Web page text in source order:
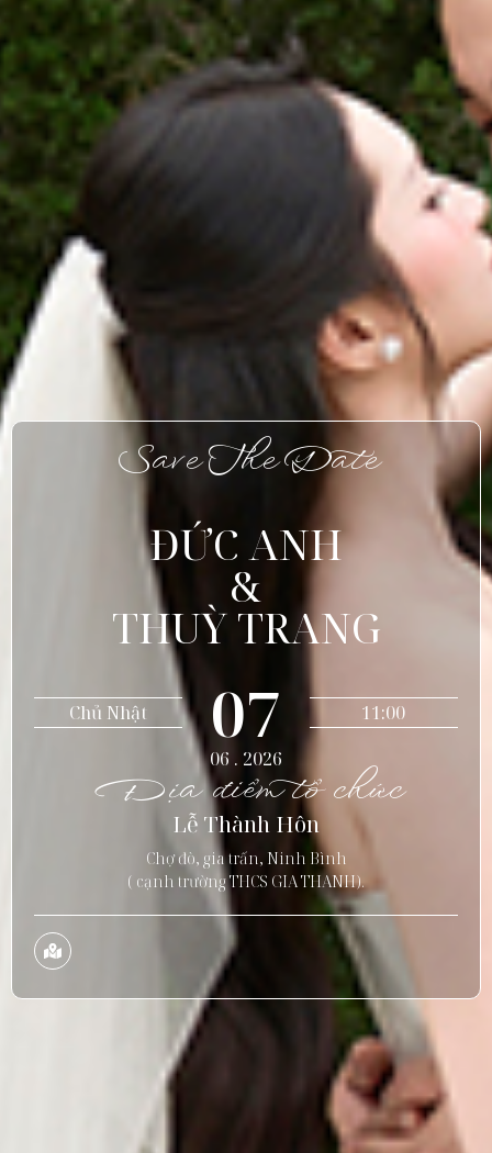
Save The Date
ĐỨC ANH
&
THUỲ TRANG
Chủ Nhật 07
11:00
06 . 2026
Địa điểm tổ chức
Lễ Thành Hôn
Chợ đò, gia trấn, Ninh Bình
( cạnh trường THCS GIA THANH).